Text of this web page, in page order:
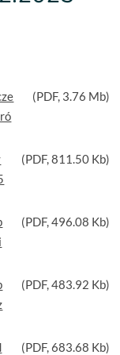
(PDF, 3.76 Mb)
(PDF, 811.50 Kb)
(PDF, 496.08 Kb)
(PDF, 483.92 Kb)
(PDF, 683.68 Kb)